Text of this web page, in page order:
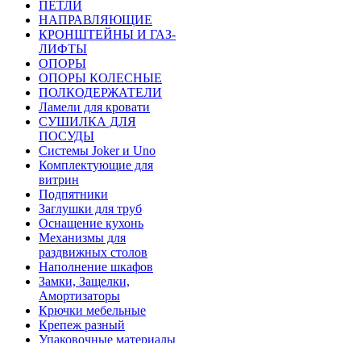
ПЕТЛИ
НАПРАВЛЯЮЩИЕ
КРОНШТЕЙНЫ И ГАЗ-
ЛИФТЫ
ОПОРЫ
ОПОРЫ КОЛЕСНЫЕ
ПОЛКОДЕРЖАТЕЛИ
Ламели для кровати
СУШИЛКА ДЛЯ
ПОСУДЫ
Системы Joker и Uno
Комплектующие для
витрин
Подпятники
Заглушки для труб
Оснащение кухонь
Механизмы для
раздвижных столов
Наполнение шкафов
Замки, Защелки,
Амортизаторы
Крючки мебельные
Крепеж разный
Упаковочные материалы